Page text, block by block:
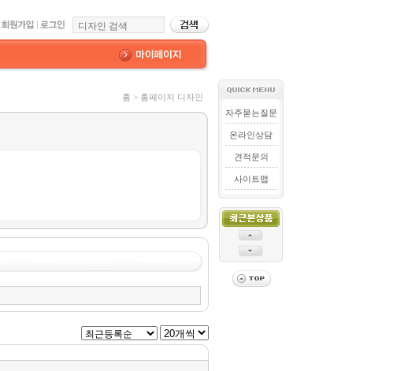
홈 > 홈페이지 디자인
자주묻는질문
온라인상담
견적문의
사이트맵